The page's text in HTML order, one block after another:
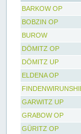
BARKOW OP
BOBZIN OP
BUROW
DÖMITZ OP
DÖMITZ UP
ELDENA OP
GARWITZ UP
GRABOW OP
GÜRITZ OP